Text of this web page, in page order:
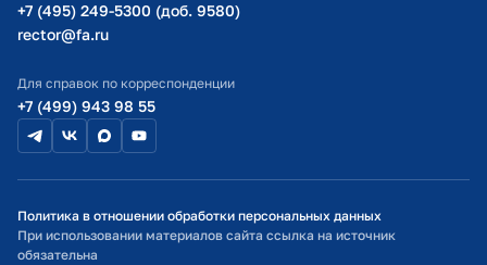
+7 (495) 249-5300 (доб. 9580)
rector@fa.ru
Для справок по корреспонденции
+7 (499) 943 98 55
Политика в отношении обработки персональных данных
При использовании материалов сайта ссылка на источник
обязательна